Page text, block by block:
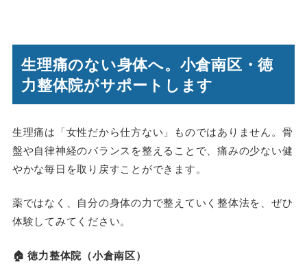
生理痛のない身体へ。小倉南区・徳
力整体院がサポートします
生理痛は「女性だから仕方ない」ものではありません。骨
盤や自律神経のバランスを整えることで、痛みの少ない健
やかな毎日を取り戻すことができます。
薬ではなく、自分の身体の力で整えていく整体法を、ぜひ
体験してみてください。
🏠 徳力整体院（小倉南区）